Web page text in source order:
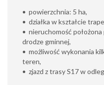
•⁠ ⁠powierzchnia: 5 ha,
•⁠ ⁠działka w kształcie
•⁠ ⁠nieruchomość
drodze gminnej,
•⁠ ⁠możliwość wykonania
teren,
•⁠ ⁠zjazd z trasy S17 w